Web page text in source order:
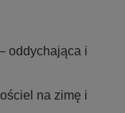
oddychająca i
na zimę i